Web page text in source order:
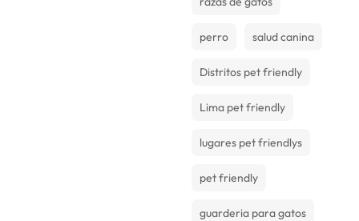
perro salud canina
Distritos pet friendly
Lima pet friendly
lugares pet friendlys
pet friendly
guarderia para gatos